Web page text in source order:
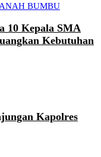
BUMBU
10 Kepala SMA
Kebutuhan
Kapolres